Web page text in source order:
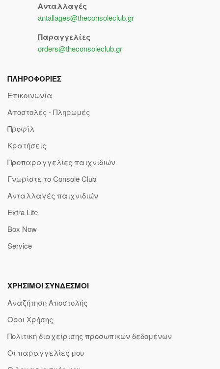
Ανταλλαγές
antallages@theconsoleclub.gr
Παραγγελίες
orders@theconsoleclub.gr
ΠΛΗΡΟΦΟΡΙΕΣ
Επικοινωνία
Αποστολές - Πληρωμές
Προφίλ
Κρατήσεις
Προπαραγγελίες παιχνιδιών
Γνωρίστε το Console Club
Ανταλλαγές παιχνιδιών
Extra Life
Box Now
Service
ΧΡΗΣΙΜΟΙ ΣΥΝΔΕΣΜΟΙ
Αναζήτηση Αποστολής
Όροι Χρήσης
Πολιτική διαχείρισης προσωπικών δεδομένων
Οι παραγγελίες μου